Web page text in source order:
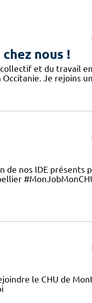
nous !
et du travail
Occitanie. Je rejoins
de nos IDE présents
le CHU de